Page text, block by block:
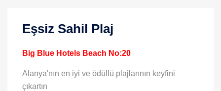
Eşsiz Sahil Plaj
Big Blue Hotels Beach No:20
Alanya'nın en iyi ve ödüllü plajlarının keyfini
çıkartın